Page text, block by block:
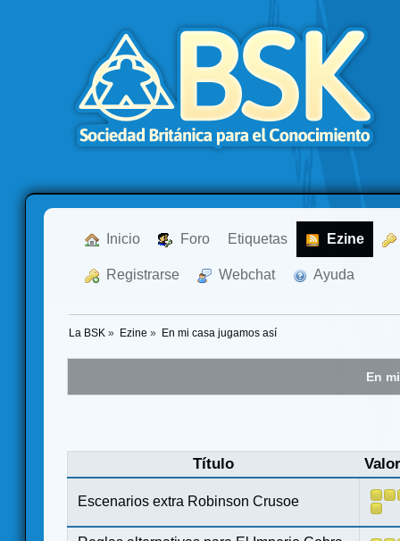
Inicio Foro Etiquetas Ezine
Registrarse Webchat Ayuda
La BSK » Ezine » En mi casa jugamos así
En
Título
Escenarios extra Robinson Crusoe